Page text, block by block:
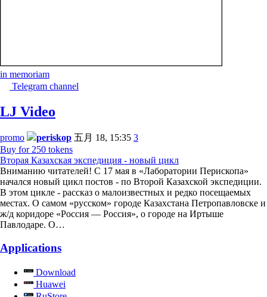
in memoriam
Telegram channel
LJ Video
promo periskop 五月 18, 15:35 3
Buy for 250 tokens
Вторая Казахская экспедиция - новый цикл
Вниманию читателей! С 17 мая в «Лаборатории Перископа»
начался новый цикл постов - по Второй Казахской экспедиции.
В этом цикле - рассказ о малоизвестных и редко посещаемых
местах. О самом «русском» городе Казахстана Петропавловске и
ж/д коридоре «Россия — Россия», о городе на Иртыше
Павлодаре. О…
Applications
Download
Huawei